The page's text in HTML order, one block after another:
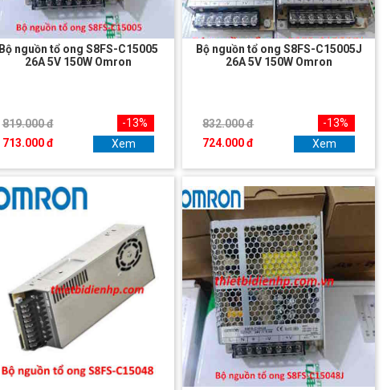
Bộ nguồn tổ ong S8FS-C15005
26A 5V 150W Omron
819.000 đ
713.000 đ
-13%
Xem
Bộ nguồn tổ ong S8FS-C15005J
26A 5V 150W Omron
832.000 đ
724.000 đ
-13%
Xem